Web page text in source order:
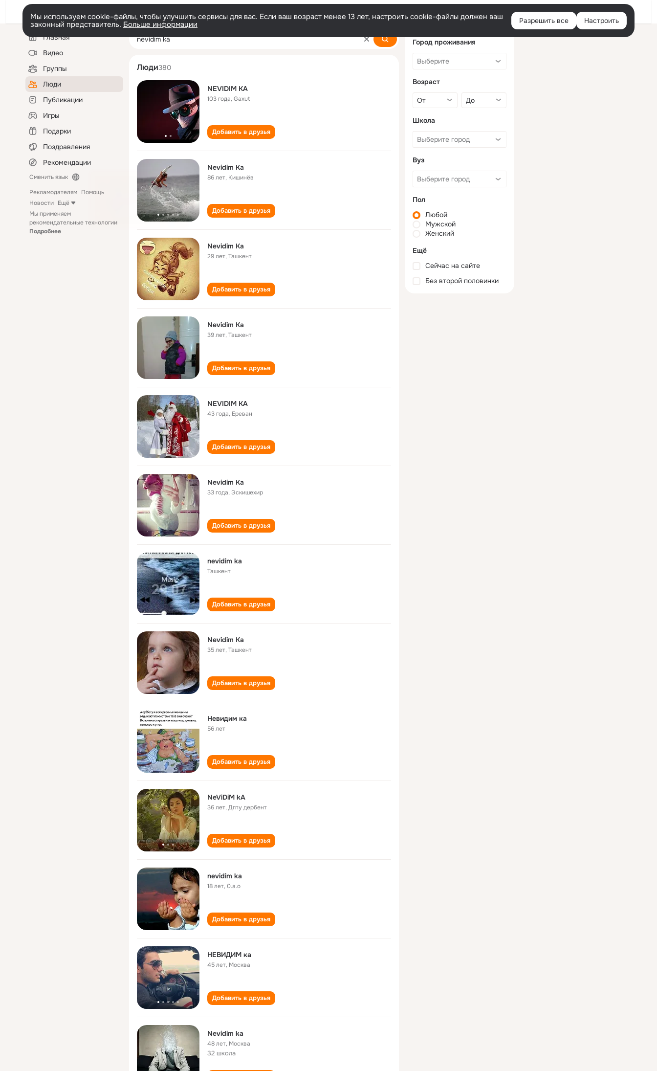
Войти
Мы используем cookie-файлы, чтобы улучшить сервисы для вас. Если ваш возраст менее 13 лет, настроить cookie-файлы должен ваш
законный представитель. Больше информации Разрешить все Настроить
Левая
колонкаГлавная
Видео
Группы
Люди
Публикации
Игры
Подарки
Поздравления
Рекомендации
Сменить язык
Рекламодателям Помощь
Новости Ещё
Мы применяем
рекомендательные технологии
Подробнее
nevidim ka
Люди380
NEVIDIM KA
103 года,Gaxut
Добавить в друзья
Nevidim Ka
86 лет, Кишинёв
Добавить в друзья
Nevidim Ka
29 лет,Ташкент
Добавить в друзья
Nevidim Ka
39 лет,Ташкент
Добавить в друзья
NEVIDIM KA
43 года, Ереван
Добавить в друзья
Nevidim Ka
33 года, Эскишехир
Добавить в друзья
nevidim ka
Ташкент
Добавить в друзья
Nevidim Ka
35 лет,Ташкент
Добавить в друзья
Невидим ка
56 лет
Добавить в друзья
NeViDiM kA
36 лет,Дгпу дербент
Добавить в друзья
nevidim ka
18 лет,0.а.о
Добавить в друзья
НЕВИДИМ ка
45 лет, Москва
Добавить в друзья
Nevidim ka
48 лет, Москва
32 школа
Город проживания
Возраст
Школа
Вуз
Пол
Любой
Мужской
Женский
Ещё
Сейчас на сайте
Без второй половинки